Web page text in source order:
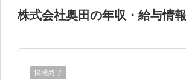
株式会社奥田の年収・給与情報
掲載終了